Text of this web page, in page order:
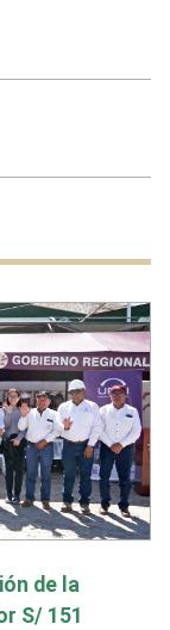
de la
S/ 151